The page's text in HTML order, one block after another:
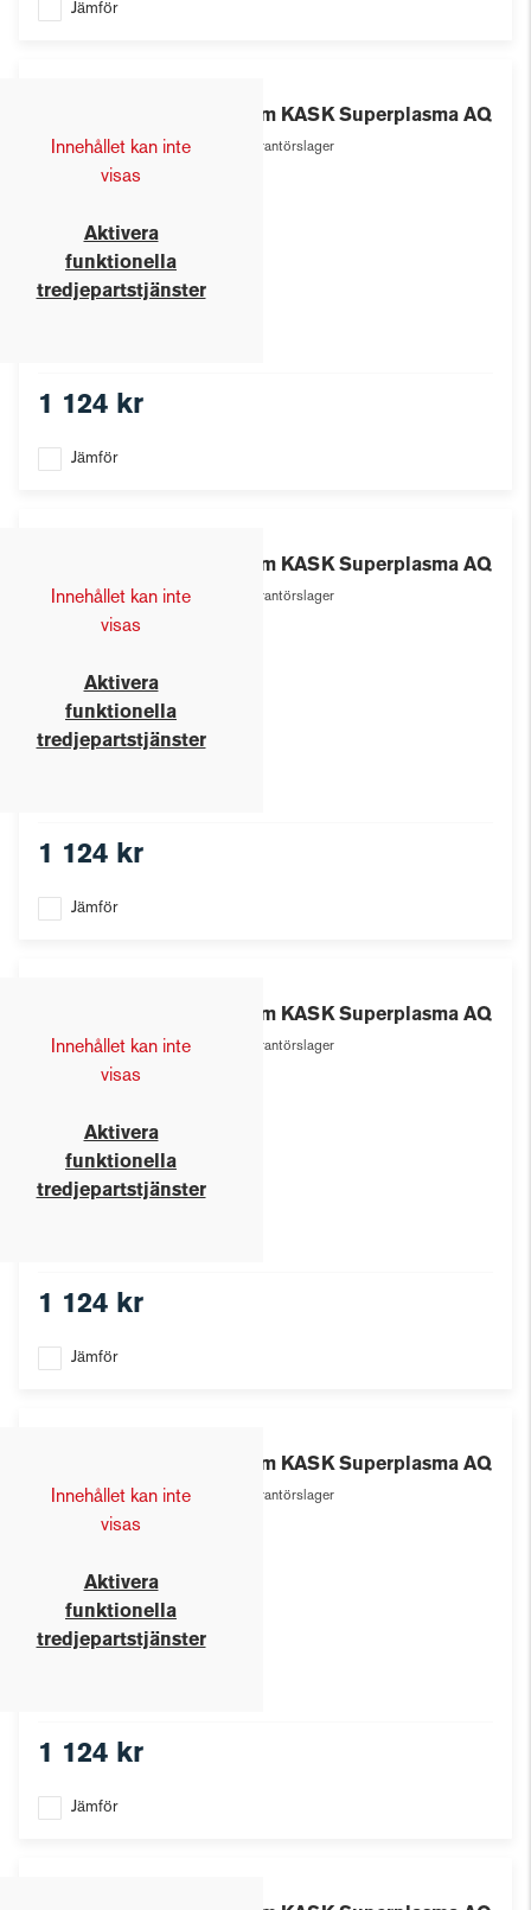
Jämför
Innehållet kan inte
visas
Aktivera
funktionella
tredjepartstjänster
Hjälm KASK Superplasma AQ
Leverantörslager
1 124 kr
Jämför
Innehållet kan inte
visas
Aktivera
funktionella
tredjepartstjänster
Hjälm KASK Superplasma AQ
Leverantörslager
1 124 kr
Jämför
Innehållet kan inte
visas
Aktivera
funktionella
tredjepartstjänster
Hjälm KASK Superplasma AQ
Leverantörslager
1 124 kr
Jämför
Innehållet kan inte
visas
Aktivera
funktionella
tredjepartstjänster
Hjälm KASK Superplasma AQ
Leverantörslager
1 124 kr
Jämför